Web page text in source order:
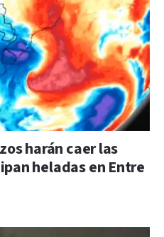
harán caer las
heladas en Entre